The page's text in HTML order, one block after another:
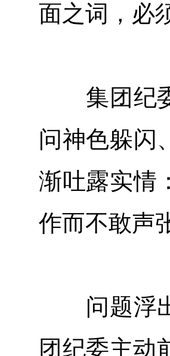
面之词，必
集团纪委
问神色躲闪
渐吐露实情
作而不敢声
问题浮出
团纪委主动